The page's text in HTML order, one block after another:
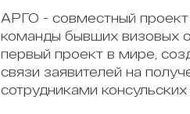
АРГО - совместный проект
команды бывших визовых
первый проект в мире,
связи заявителей на
сотрудниками